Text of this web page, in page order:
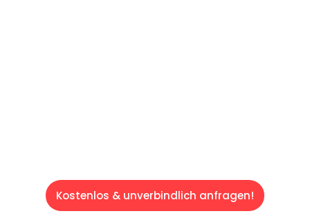
Kostenlos & unverbindlich anfragen!